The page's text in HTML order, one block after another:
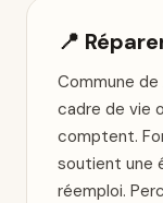
📍
Commune
cadre de vie
comptent.
soutient une
réemploi.